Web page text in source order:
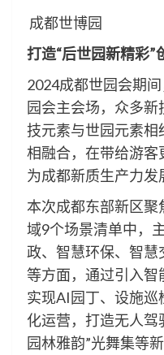
成都世博园
打造“后世园新精彩”
2024成都世园会期
园会主会场，众多
技元素与世园元素
相融合，在带给游
为成都新质生产力发
本次成都东部新区
域9个场景清单中，
政、智慧环保、智
等方面，通过引入智
实现AI园丁、设施巡
化运营，打造无人驾
园林雅韵”光舞集等